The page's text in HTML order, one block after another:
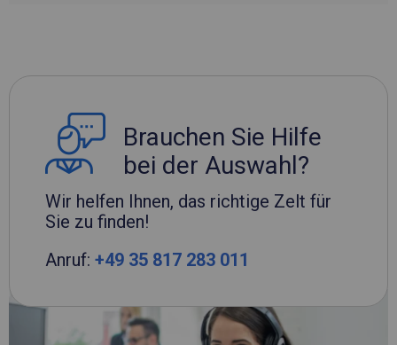
Brauchen Sie Hilfe
bei der Auswahl?
Wir helfen Ihnen, das richtige Zelt für
Sie zu finden!
Anruf: +49 35 817 283 011